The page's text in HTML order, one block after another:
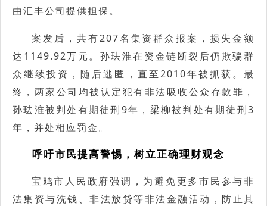
由汇丰公司提供担保。
案发后，共有207名集资群众报案，损失金额
达1149.92万元。孙珐淮在资金链断裂后仍欺骗群
众继续投资，随后逃匿，直至2010年被抓获。最
终，两家公司均被认定犯有非法吸收公众存款罪，
孙珐淮被判处有期徒刑9年，梁柳被判处有期徒刑3
年，并处相应罚金。
呼吁市民提高警惕，树立正确理财观念
宝鸡市人民政府强调，为避免更多市民参与非
法集资与洗钱、非法放贷等非法金融活动，防止其